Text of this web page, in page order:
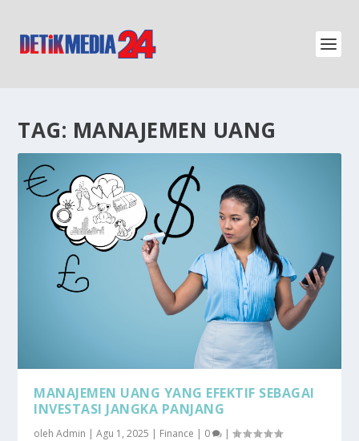
TAG: MANAJEMEN UANG
MANAJEMEN UANG YANG EFEKTIF SEBAGAI
INVESTASI JANGKA PANJANG
olehAdmin |Agu 1, 2025 | Finance | 0 |